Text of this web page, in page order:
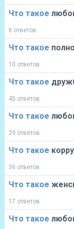
Что такое
6 ответов
Что такое
10 ответов
Что такое
45 ответов
Что такое
29 ответов
Что такое
36 ответов
Что такое
17 ответов
Что такое